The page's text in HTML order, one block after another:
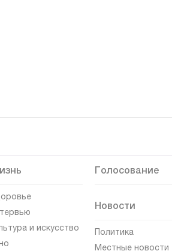
и искусство
Голосование
Новости
Политика
Местные новости